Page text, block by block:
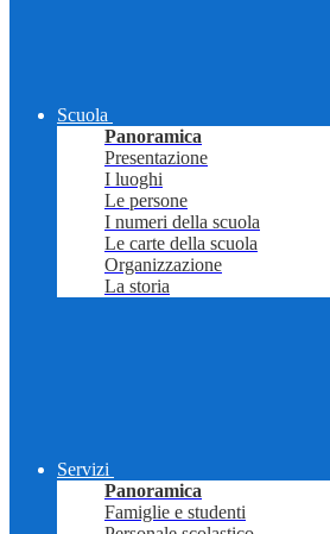
Scuola
Panoramica
Presentazione
I luoghi
Le persone
I numeri della scuola
Le carte della scuola
Organizzazione
La storia
Servizi
Panoramica
Famiglie e studenti